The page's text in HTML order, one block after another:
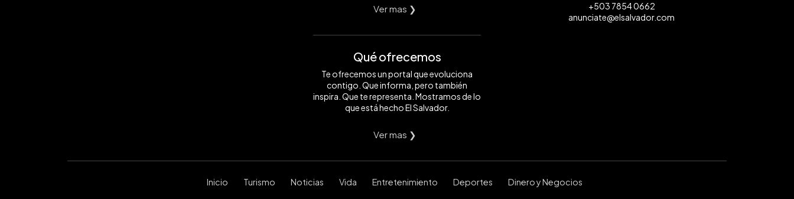
Ver mas ❯
Qué ofrecemos
Te ofrecemos un portal que evoluciona
contigo. Que informa, pero también
inspira. Que te representa. Mostramos de lo
que está hecho El Salvador.
Ver mas ❯
+503 7854 0662
anunciate@elsalvador.com
Inicio Turismo Noticias Vida Entretenimiento Deportes Dinero y Negocios